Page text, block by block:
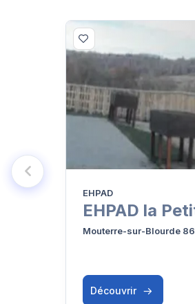
EHPAD
EHPAD la
Mouterre-sur-Blourde
Découvrir